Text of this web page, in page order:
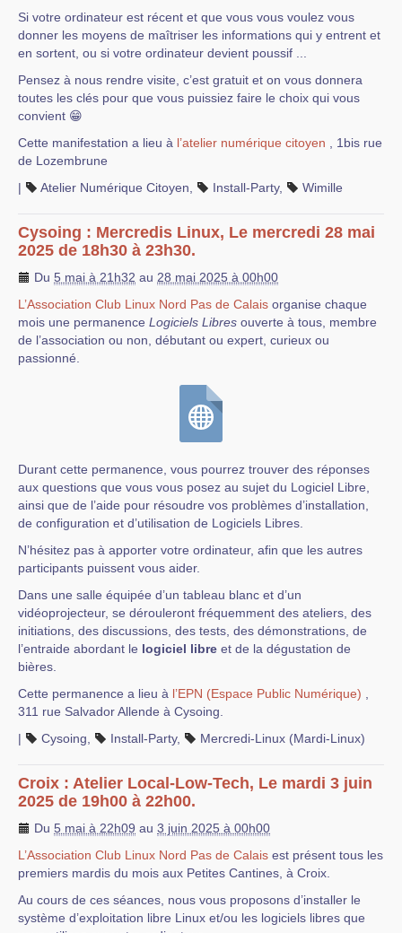
Si votre ordinateur est récent et que vous vous voulez vous
donner les moyens de maîtriser les informations qui y entrent et
en sortent, ou si votre ordinateur devient poussif ...
Pensez à nous rendre visite, c’est gratuit et on vous donnera
toutes les clés pour que vous puissiez faire le choix qui vous
convient 😁
Cette manifestation a lieu à l’atelier numérique citoyen , 1bis rue
de Lozembrune
|
Atelier Numérique Citoyen Install-Party, Wimille
Cysoing : Mercredis Linux, Le mercredi 28 mai
2025 de 18h30 à 23h30.
Du 5 mai à 21h32 au 28 mai 2025 à 00h00
L’Association Club Linux Nord Pas de Calais organise chaque
mois une permanence Logiciels Libres ouverte à tous, membre
de l’association ou non, débutant ou expert, curieux ou
passionné.
Durant cette permanence, vous pourrez trouver des réponses
aux questions que vous vous posez au sujet du Logiciel Libre,
ainsi que de l’aide pour résoudre vos problèmes d’installation,
de configuration et d’utilisation de Logiciels Libres.
N’hésitez pas à apporter votre ordinateur, afin que les autres
participants puissent vous aider.
Dans une salle équipée d’un tableau blanc et d’un
vidéoprojecteur, se dérouleront fréquemment des ateliers, des
initiations, des discussions, des tests, des démonstrations, de
l’entraide abordant le logiciel libre et de la dégustation de
bières.
Cette permanence a lieu à l’EPN (Espace Public Numérique)
311 rue Salvador Allende à Cysoing.
|
Cysoing Install-Party, Mercredi-Linux (Mardi-Linux)
Croix : Atelier Local-Low-Tech, Le mardi 3 juin
2025 de 19h00 à 22h00.
Du 5 mai à 22h09 au 3 juin 2025 à 00h00
L’Association Club Linux Nord Pas de Calais est présent tous les
premiers mardis du mois aux Petites Cantines, à Croix.
Au cours de ces séances, nous vous proposons d’installer le
système d’exploitation libre Linux et/ou les logiciels libres que